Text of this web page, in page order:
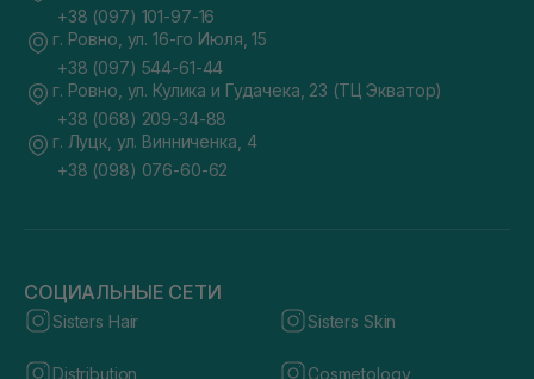
+38 (097) 101-97-16
г. Ровно, ул. 16-го Июля, 15
+38 (097) 544-61-44
г. Ровно, ул. Кулика и Гудачека, 23 (ТЦ Экватор)
+38 (068) 209-34-88
г. Луцк, ул. Винниченка, 4
+38 (098) 076-60-62
СОЦИАЛЬНЫЕ СЕТИ
Sisters Hair Sisters Skin
Distribution Cosmetology